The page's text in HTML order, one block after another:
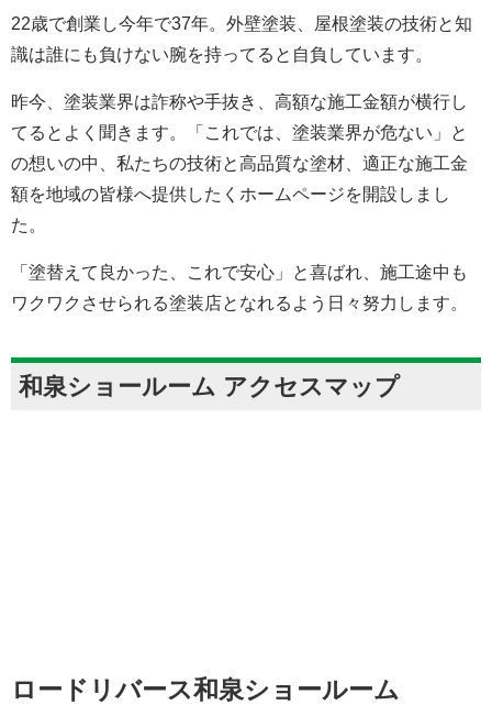
22歳で創業し今年で37年。外壁塗装、屋根塗装の技術と知
識は誰にも負けない腕を持ってると自負しています。
昨今、塗装業界は詐称や手抜き、高額な施工金額が横行し
てるとよく聞きます。「これでは、塗装業界が危ない」と
の想いの中、私たちの技術と高品質な塗材、適正な施工金
額を地域の皆様へ提供したくホームページを開設しまし
た。
「塗替えて良かった、これで安心」と喜ばれ、施工途中も
ワクワクさせられる塗装店となれるよう日々努力します。
和泉ショールーム アクセスマップ
ロードリバース和泉ショールーム